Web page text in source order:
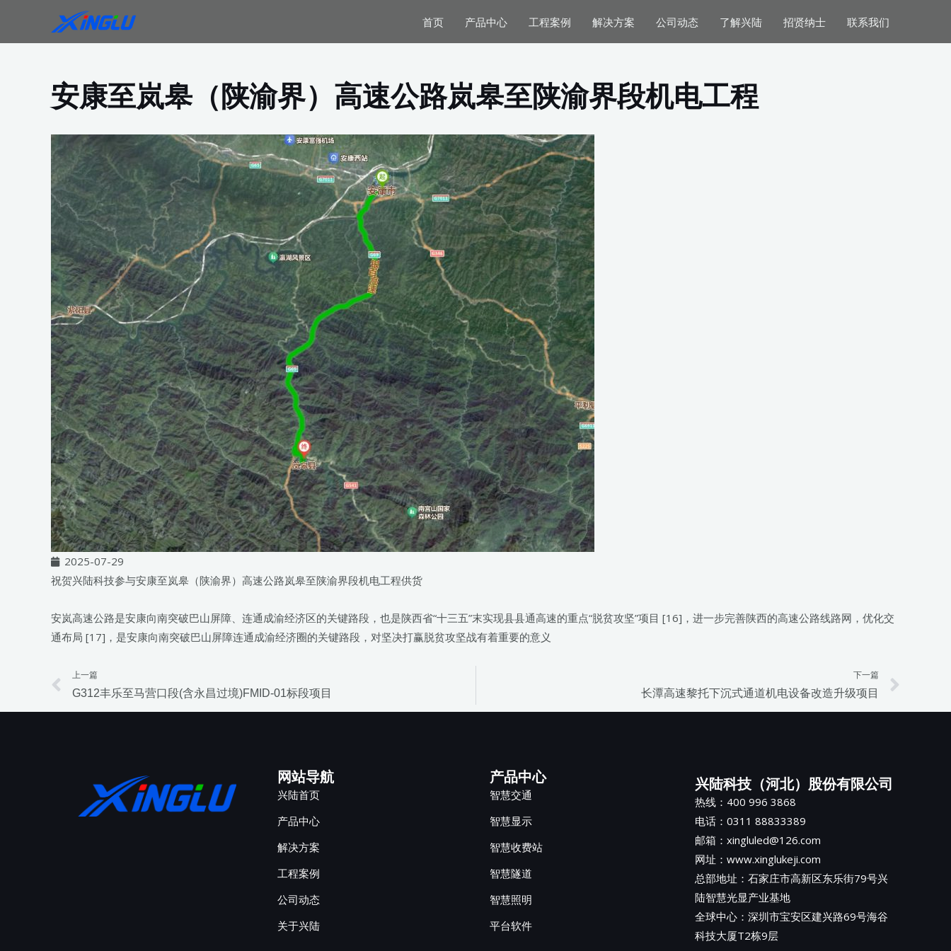
内
首页 产品中心 工程案例 解决方案 公司动态 了解兴陆 招贤纳士 联系我们
安康至岚皋（陕渝界）高速公路岚皋至陕渝界段机电工程
2025-07-29
祝贺兴陆科技参与安康至岚皋（陕渝界）高速公路岚皋至陕渝界段机电工程供货
安岚高速公路是安康向南突破巴山屏障、连通成渝经济区的关键路段，也是陕西省“十三五”末实现县县通高速的重点“脱贫攻坚”项目 [16]，进一步完善陕西的高速公路线路网，优化交
通布局 [17]，是安康向南突破巴山屏障连通成渝经济圈的关键路段，对坚决打赢脱贫攻坚战有着重要的意义
Prev
上一篇
G312丰乐至马营口段(含永昌过境)FMID-01标段项目
下一篇
长潭高速黎托下沉式通道机电设备改造升级项目
网站导航
兴陆首页
产品中心
解决方案
工程案例
公司动态
关于兴陆
产品中心
智慧交通
智慧显示
智慧收费站
智慧隧道
智慧照明
平台软件
兴陆科技（河北）股份有限公司
热线：400 996 3868
电话：0311 88833389
邮箱：xingluled@126.com
网址：www.xinglukeji.com
总部地址： 石家庄市高新区东乐街79号兴
陆智慧光显产业基地
全球中心：深圳市宝安区建兴路69号海谷
科技大厦T2栋9层